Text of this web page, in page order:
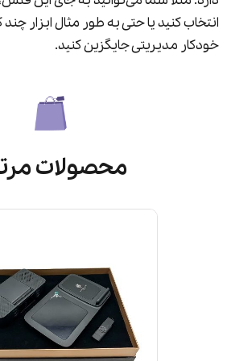
انتخاب کنید یا حتی به طور مثال ابزار
خودکار مدیریتی جایگزین کنید.
محصولات